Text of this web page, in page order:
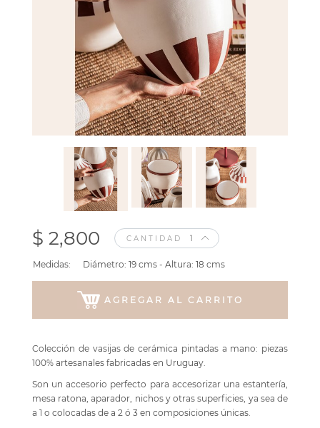
$ 2,800 CANTIDAD
Medidas: Diámetro: 19 cms - Altura: 18 cms
AGREGAR AL CARRITO
Colección de vasijas de cerámica pintadas a mano: piezas
100% artesanales fabricadas en Uruguay.
Son un accesorio perfecto para accesorizar una estantería,
mesa ratona, aparador, nichos y otras superficies, ya sea de
a 1 o colocadas de a 2 ó 3 en composiciones únicas.